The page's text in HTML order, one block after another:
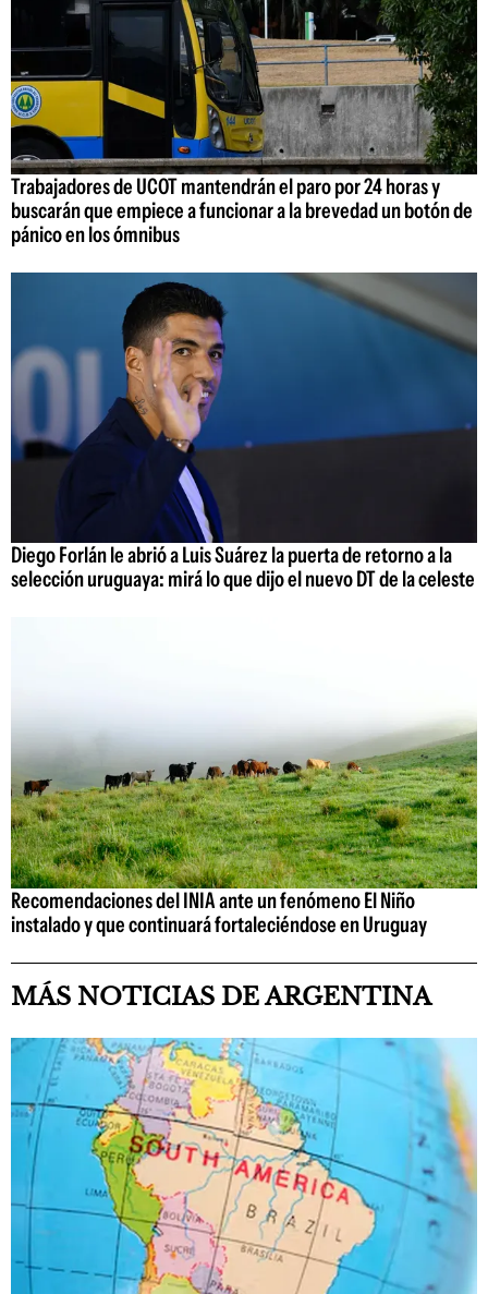
Trabajadores de UCOT mantendrán el paro por 24 horas y
buscarán que empiece a funcionar a la brevedad un botón de
pánico en los ómnibus
Diego Forlán le abrió a Luis Suárez la puerta de retorno a la
selección uruguaya: mirá lo que dijo el nuevo DT de la celeste
Recomendaciones del INIA ante un fenómeno El Niño
instalado y que continuará fortaleciéndose en Uruguay
MÁS NOTICIAS DE ARGENTINA